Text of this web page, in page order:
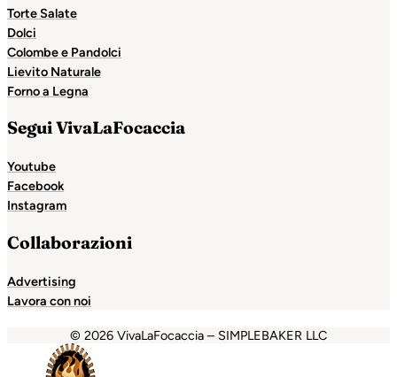
Torte Salate
Dolci
Colombe e Pandolci
Lievito Naturale
Forno a Legna
Segui VivaLaFocaccia
Youtube
Facebook
Instagram
Collaborazioni
Advertising
Lavora con noi
© 2026 VivaLaFocaccia – SIMPLEBAKER LLC
Holiganbet